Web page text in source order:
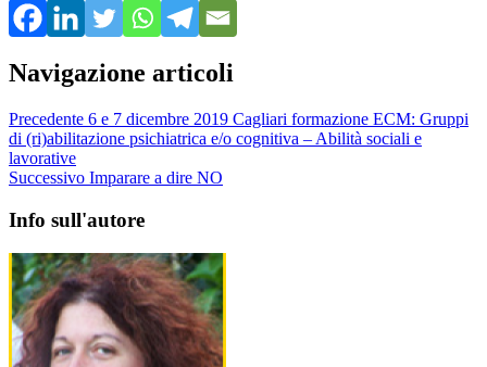
Navigazione articoli
Precedente 6 e 7 dicembre 2019 Cagliari formazione ECM: Gruppi
di (ri)abilitazione psichiatrica e/o cognitiva – Abilità sociali e
lavorative
Successivo Imparare a dire NO
Info sull'autore